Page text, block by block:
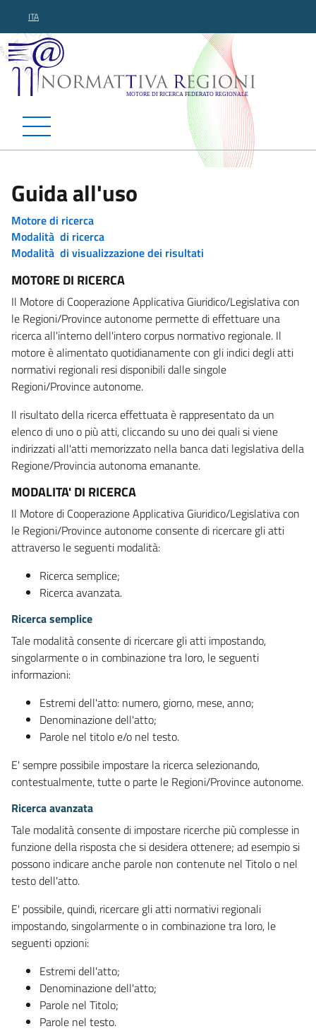
ITA
Normattiva Regioni -
Guida all'uso
Motore di ricerca
Modalità di ricerca
Modalità di visualizzazione dei risultati
MOTORE DI RICERCA
Il Motore di Cooperazione Applicativa Giuridico/Legislativa con
le Regioni/Province autonome permette di effettuare una
ricerca all'interno dell'intero corpus normativo regionale. Il
motore è alimentato quotidianamente con gli indici degli atti
normativi regionali resi disponibili dalle singole
Regioni/Province autonome.
Il risultato della ricerca effettuata è rappresentato da un
elenco di uno o più atti, cliccando su uno dei quali si viene
indirizzati all'atti memorizzato nella banca dati legislativa della
Regione/Provincia autonoma emanante.
MODALITA' DI RICERCA
Il Motore di Cooperazione Applicativa Giuridico/Legislativa con
le Regioni/Province autonome consente di ricercare gli atti
attraverso le seguenti modalità:
Ricerca semplice;
Ricerca avanzata.
Ricerca semplice
Tale modalità consente di ricercare gli atti impostando,
singolarmente o in combinazione tra loro, le seguenti
informazioni:
Estremi dell'atto: numero, giorno, mese, anno;
Denominazione dell'atto;
Parole nel titolo e/o nel testo.
E' sempre possibile impostare la ricerca selezionando,
contestualmente, tutte o parte le Regioni/Province autonome.
Ricerca avanzata
Tale modalità consente di impostare ricerche più complesse in
funzione della risposta che si desidera ottenere; ad esempio si
possono indicare anche parole non contenute nel Titolo o nel
testo dell'atto.
E' possibile, quindi, ricercare gli atti normativi regionali
impostando, singolarmente o in combinazione tra loro, le
seguenti opzioni:
Estremi dell'atto;
Denominazione dell'atto;
Parole nel Titolo;
Parole nel testo.